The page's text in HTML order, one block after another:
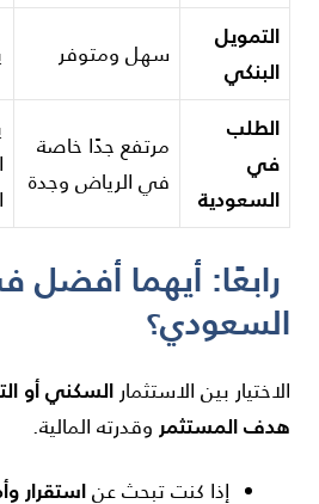
التمويل
البنكي
سهل ومتوفر
الطلب
في
السعودية
مرتفع جدًا خاصة
في الرياض وجدة
رابعًا: أيهما
السعودي؟
الاختيار بين الاستثمار السكني أو
هدف المستثمر وقدرته المالية.
إذا كنت تبحث عناستقرار